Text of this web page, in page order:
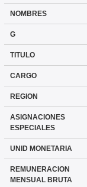
NOMBRES
G
TITULO
CARGO
REGION
ASIGNACIONES
ESPECIALES
UNID MONETARIA
REMUNERACION
MENSUAL BRUTA